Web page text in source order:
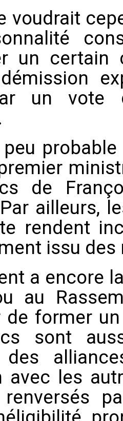
voudrait
un certain
un vote
de
ailleurs,
rendent
issu des
a encore
au
de former
sont
des
avec les